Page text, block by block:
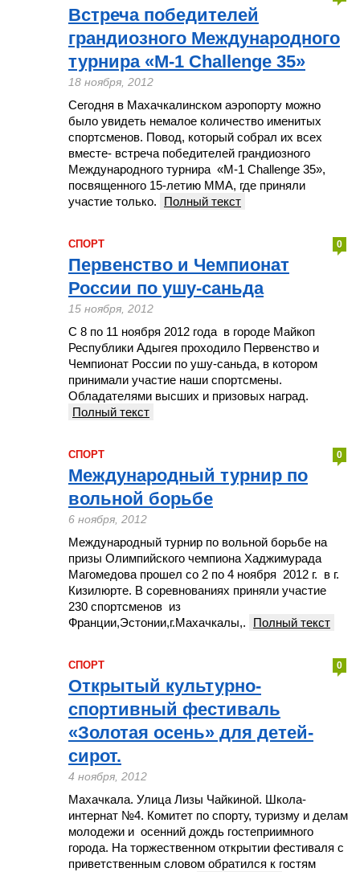
Встреча победителей
грандиозного Международного
турнира «M-1 Challenge 35»
18 ноября, 2012
Сегодня в Махачкалинском аэропорту можно
было увидеть немалое количество именитых
спортсменов. Повод, который собрал их всех
вместе- встреча победителей грандиозного
Международного турнира «M-1 Challenge 35»,
посвященного 15-летию ММА, где приняли
участие только.
Полный текст
СПОРТ 0
Первенство и Чемпионат
России по ушу-саньда
15 ноября, 2012
С 8 по 11 ноября 2012 года в городе Майкоп
Республики Адыгея проходило Первенство и
Чемпионат России по ушу-саньда, в котором
принимали участие наши спортсмены.
Обладателями высших и призовых наград.
Полный текст
СПОРТ 0
Международный турнир по
вольной борьбе
6 ноября, 2012
Международный турнир по вольной борьбе на
призы Олимпийского чемпиона Хаджимурада
Магомедова прошел со 2 по 4 ноября 2012 г. в г.
Кизилюрте. В соревнованиях приняли участие
230 спортсменов из
Франции,Эстонии,г.Махачкалы,.
Полный текст
СПОРТ 0
Открытый культурно-
спортивный фестиваль
«Золотая осень» для детей-
сирот.
4 ноября, 2012
Махачкала. Улица Лизы Чайкиной. Школа-
интернат №4. Комитет по спорту, туризму и делам
молодежи и осенний дождь гостеприимного
города. На торжественном открытии фестиваля с
приветственным словом обратился к гостям